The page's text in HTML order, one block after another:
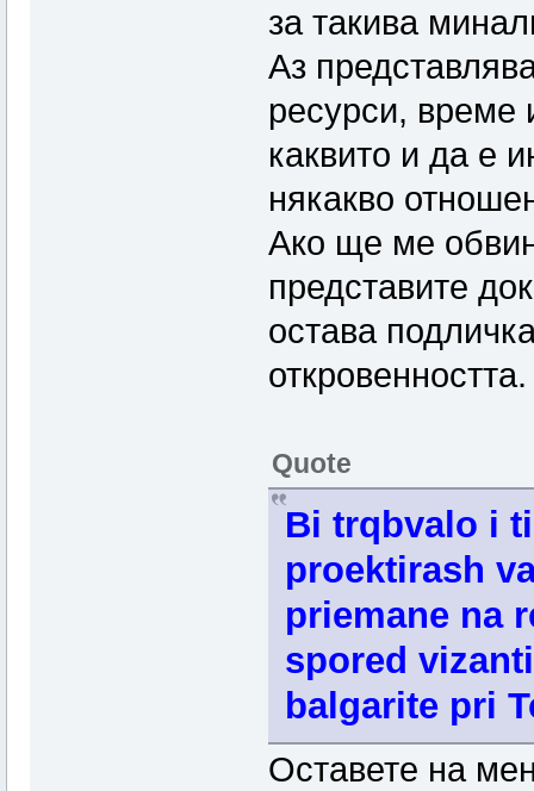
за такива
Аз
ресурси, време
каквито и да е
някакво
Ако ще ме
представите
остава
откровенността.
Quote
Bi trqbvalo i
proektirash
priemane na
spored
balgarite pri
Оставете на